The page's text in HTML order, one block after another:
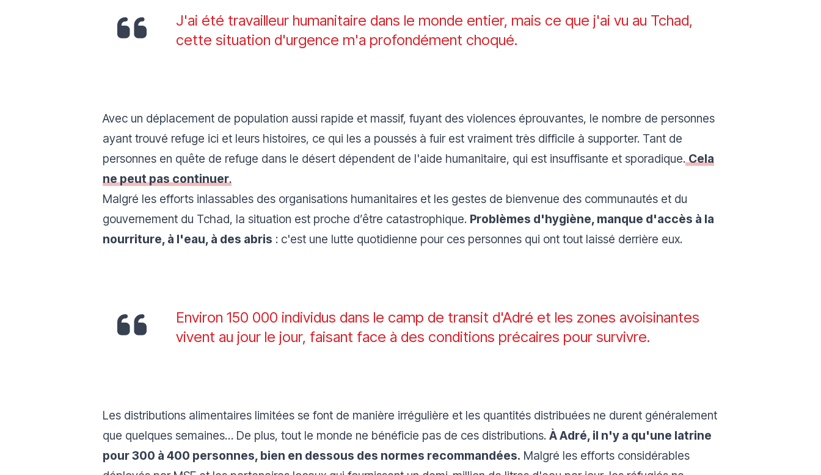
J'ai été travailleur humanitaire dans le monde entier, mais ce que j'ai vu au Tchad,
cette situation d'urgence m'a profondément choqué.
Avec un déplacement de population aussi rapide et massif, fuyant des violences éprouvantes, le nombre de personnes
ayant trouvé refuge ici et leurs histoires, ce qui les a poussés à fuir est vraiment très difficile à supporter. Tant de
personnes en quête de refuge dans le désert dépendent de l'aide humanitaire, qui est insuffisante et sporadique. Cela
ne peut pas continuer.
Malgré les efforts inlassables des organisations humanitaires et les gestes de bienvenue des communautés et du
gouvernement du Tchad, la situation est proche d’être catastrophique. Problèmes d'hygiène, manque d'accès à la
nourriture, à l'eau, à des abris : c'est une lutte quotidienne pour ces personnes qui ont tout laissé derrière eux.
Environ 150 000 individus dans le camp de transit d'Adré et les zones avoisinantes
vivent au jour le jour, faisant face à des conditions précaires pour survivre.
Les distributions alimentaires limitées se font de manière irrégulière et les quantités distribuées ne durent généralement
que quelques semaines… De plus, tout le monde ne bénéficie pas de ces distributions. À Adré, il n'y a qu'une latrine
pour 300 à 400 personnes, bien en dessous des normes recommandées. Malgré les efforts considérables